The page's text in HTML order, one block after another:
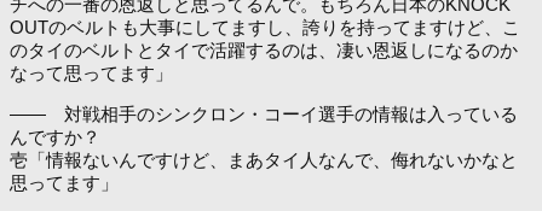
チへの一番の恩返しと思ってるんで。もちろん日本のKNOCK
OUTのベルトも大事にしてますし、誇りを持ってますけど、こ
のタイのベルトとタイで活躍するのは、凄い恩返しになるのか
なって思ってます」
―― 対戦相手のシンクロン・コーイ選手の情報は入っている
んですか？
壱「情報ないんですけど、まあタイ人なんで、侮れないかなと
思ってます」